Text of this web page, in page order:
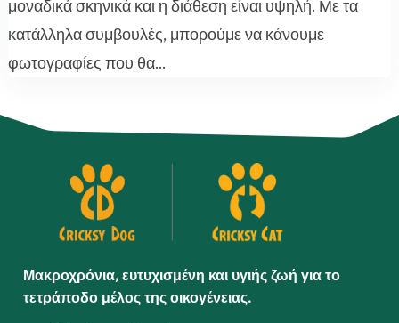
μοναδικά σκηνικά και η διάθεση είναι υψηλή. Με τα
κατάλληλα συμβουλές, μπορούμε να κάνουμε
φωτογραφίες που θα...
Μακροχρόνια, ευτυχισμένη και υγιής ζωή για το
τετράποδο μέλος της οικογένειας.